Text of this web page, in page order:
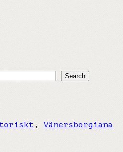
, Vänersborgiana